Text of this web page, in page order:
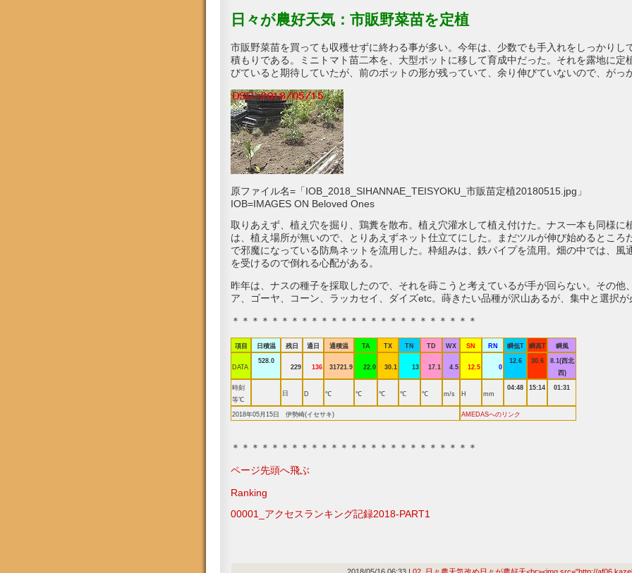
日々が農好天気：市販野菜苗を定植
市販野菜苗を買っても収穫せずに終わる事が多い。今年は、少数でも手入れをしっかりし
積もりである。ミニトマト苗二本を、大型ポットに移して育成中だった。それを露地に定
びていると期待していたが、前のポットの形が残っていて、余り伸びていないので、がっ
原ファイル名=「IOB_2018_SIHANNAE_TEISYOKU_市販苗定植20180515.jpg」
IOB=IMAGES ON Beloved Ones
取りあえず、植え穴を掘り、鶏糞を散布。植え穴灌水して植え付けた。ナス一本も同様に
は、植え場所が無いので、とりあえずネット仕立てにした。まだツルが伸び始めるところ
で邪魔になっている防鳥ネットを流用した。枠組みは、鉄パイプを流用。畑の中では、風
を受けるので倒れる心配がある。
昨年は、ナスの種子を採取したので、それを蒔こうと考えているが手が回らない。その他
ア、ゴーヤ、コーン、ラッカセイ、ダイズetc。蒔きたい品種が沢山あるが、集中と選択が
＊＊＊＊＊＊＊＊＊＊＊＊＊＊＊＊＊＊＊＊＊＊＊＊＊
項目 日積温 残日 通日 通積温 TA TX TN TD WX SN RN 瞬低T 瞬高T 瞬風
DATA
528.0
229
136 31721.9 22.0 30.1 13 17.1 4.5 12.5 0
12.6 30.6
8.1(西北
西)
時刻
等℃
日 D ℃ ℃ ℃ ℃ ℃ m/s H mm
04:48 15:14 01:31
2018年05月15日 伊勢崎(イセサキ) AMEDASへのリンク
＊＊＊＊＊＊＊＊＊＊＊＊＊＊＊＊＊＊＊＊＊＊＊＊＊
ページ先頭へ飛ぶ
Ranking
00001_アクセスランキング記録2018-PART1